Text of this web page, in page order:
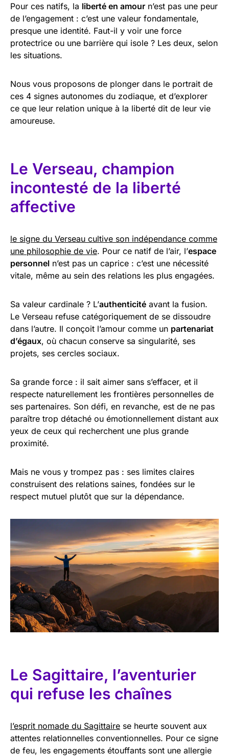
Pour ces natifs, la liberté en amour n’est pas une peur
de l’engagement : c’est une valeur fondamentale,
presque une identité. Faut-il y voir une force
protectrice ou une barrière qui isole ? Les deux, selon
les situations.
Nous vous proposons de plonger dans le portrait de
ces 4 signes autonomes du zodiaque, et d’explorer
ce que leur relation unique à la liberté dit de leur vie
amoureuse.
Le Verseau, champion
incontesté de la liberté
affective
le signe du Verseau cultive son indépendance comme
une philosophie de vie. Pour ce natif de l’air, l’espace
personnel n’est pas un caprice : c’est une nécessité
vitale, même au sein des relations les plus engagées.
Sa valeur cardinale ? L’authenticité avant la fusion.
Le Verseau refuse catégoriquement de se dissoudre
dans l’autre. Il conçoit l’amour comme un partenariat
d’égaux, où chacun conserve sa singularité, ses
projets, ses cercles sociaux.
Sa grande force : il sait aimer sans s’effacer, et il
respecte naturellement les frontières personnelles de
ses partenaires. Son défi, en revanche, est de ne pas
paraître trop détaché ou émotionnellement distant aux
yeux de ceux qui recherchent une plus grande
proximité.
Mais ne vous y trompez pas : ses limites claires
construisent des relations saines, fondées sur le
respect mutuel plutôt que sur la dépendance.
Le Sagittaire, l’aventurier
qui refuse les chaînes
l’esprit nomade du Sagittaire se heurte souvent aux
attentes relationnelles conventionnelles. Pour ce signe
de feu, les engagements étouffants sont une allergie